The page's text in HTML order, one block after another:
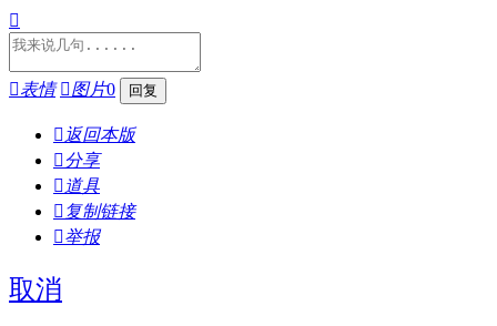

表情 图片0
 返回本版
分享
 道具
 复制链接
举报
取消